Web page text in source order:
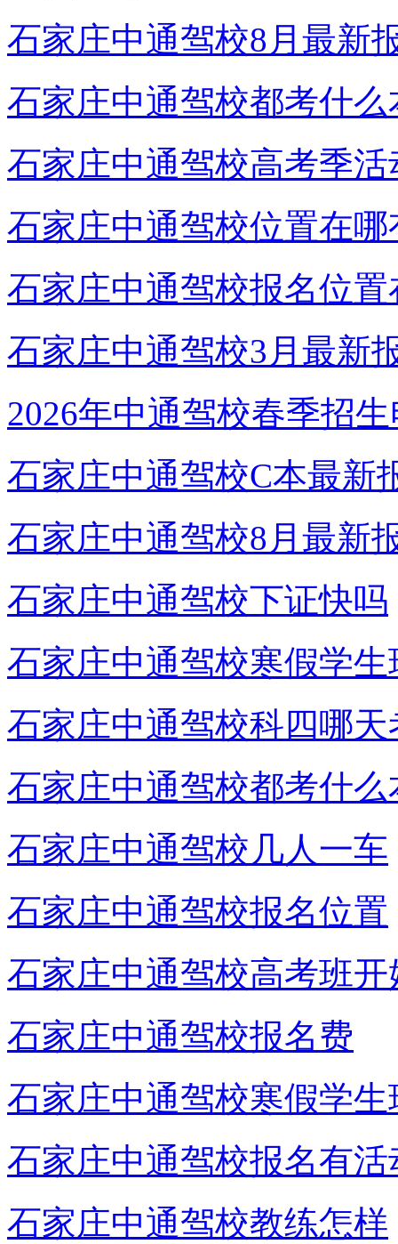
石家庄中通驾校8月最新
石家庄中通驾校都考什么
石家庄中通驾校高考季
石家庄中通驾校位置在
石家庄中通驾校报名位置
石家庄中通驾校3月最新
2026年中通驾校春季招
石家庄中通驾校C本最新
石家庄中通驾校8月最新
石家庄中通驾校下证快吗
石家庄中通驾校寒假学生
石家庄中通驾校科四哪天
石家庄中通驾校都考什么
石家庄中通驾校几人一车
石家庄中通驾校报名位置
石家庄中通驾校高考班开
石家庄中通驾校报名费
石家庄中通驾校寒假学生
石家庄中通驾校报名有活
石家庄中通驾校教练怎样